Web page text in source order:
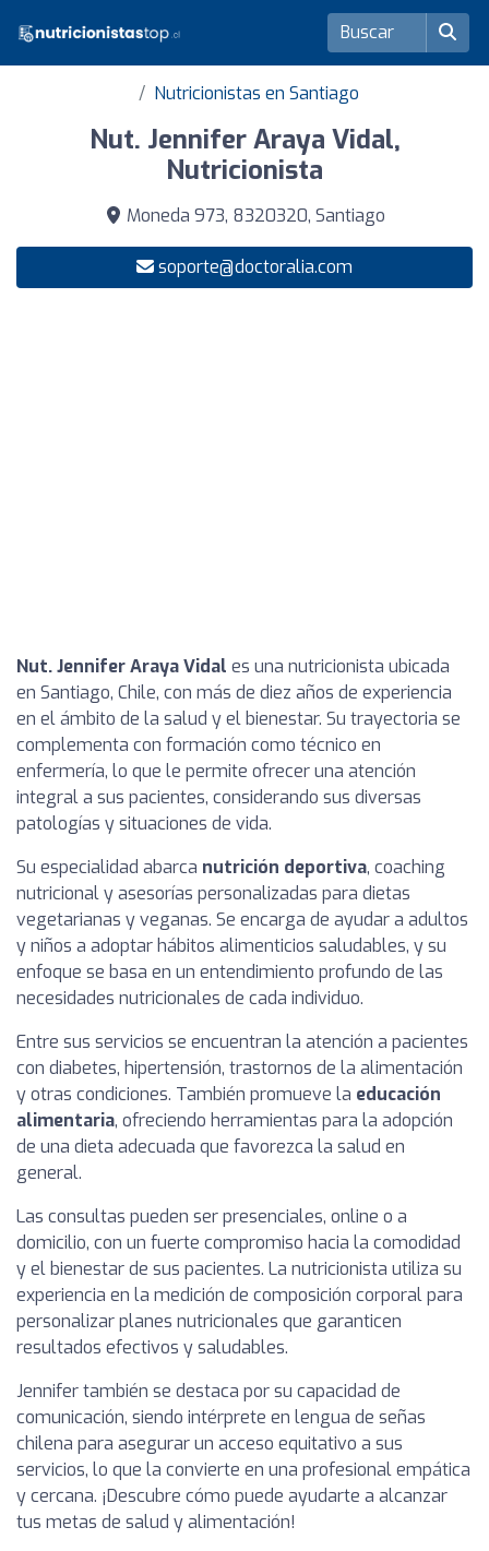
Nutricionistas en Santiago
Nut. Jennifer Araya Vidal,
Nutricionista
Moneda 973, 8320320, Santiago
soporte@doctoralia.com
Nut. Jennifer Araya Vidal es una nutricionista ubicada
en Santiago, Chile, con más de diez años de experiencia
en el ámbito de la salud y el bienestar. Su trayectoria se
complementa con formación como técnico en
enfermería, lo que le permite ofrecer una atención
integral a sus pacientes, considerando sus diversas
patologías y situaciones de vida.
Su especialidad abarca nutrición deportiva, coaching
nutricional y asesorías personalizadas para dietas
vegetarianas y veganas. Se encarga de ayudar a adultos
y niños a adoptar hábitos alimenticios saludables, y su
enfoque se basa en un entendimiento profundo de las
necesidades nutricionales de cada individuo.
Entre sus servicios se encuentran la atención a pacientes
con diabetes, hipertensión, trastornos de la alimentación
y otras condiciones. También promueve la educación
alimentaria, ofreciendo herramientas para la adopción
de una dieta adecuada que favorezca la salud en
general.
Las consultas pueden ser presenciales, online o a
domicilio, con un fuerte compromiso hacia la comodidad
y el bienestar de sus pacientes. La nutricionista utiliza su
experiencia en la medición de composición corporal para
personalizar planes nutricionales que garanticen
resultados efectivos y saludables.
Jennifer también se destaca por su capacidad de
comunicación, siendo intérprete en lengua de señas
chilena para asegurar un acceso equitativo a sus
servicios, lo que la convierte en una profesional empática
y cercana. ¡Descubre cómo puede ayudarte a alcanzar
tus metas de salud y alimentación!